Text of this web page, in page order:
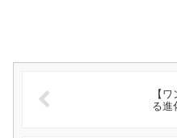
【
る進